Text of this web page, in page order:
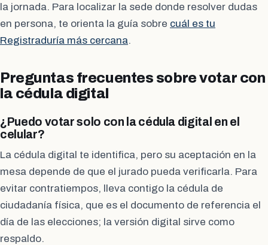
la jornada. Para localizar la sede donde resolver dudas
en persona, te orienta la guía sobre cuál es tu
Registraduría más cercana.
Preguntas frecuentes sobre votar con
la cédula digital
¿Puedo votar solo con la cédula digital en el
celular?
La cédula digital te identifica, pero su aceptación en la
mesa depende de que el jurado pueda verificarla. Para
evitar contratiempos, lleva contigo la cédula de
ciudadanía física, que es el documento de referencia el
día de las elecciones; la versión digital sirve como
respaldo.